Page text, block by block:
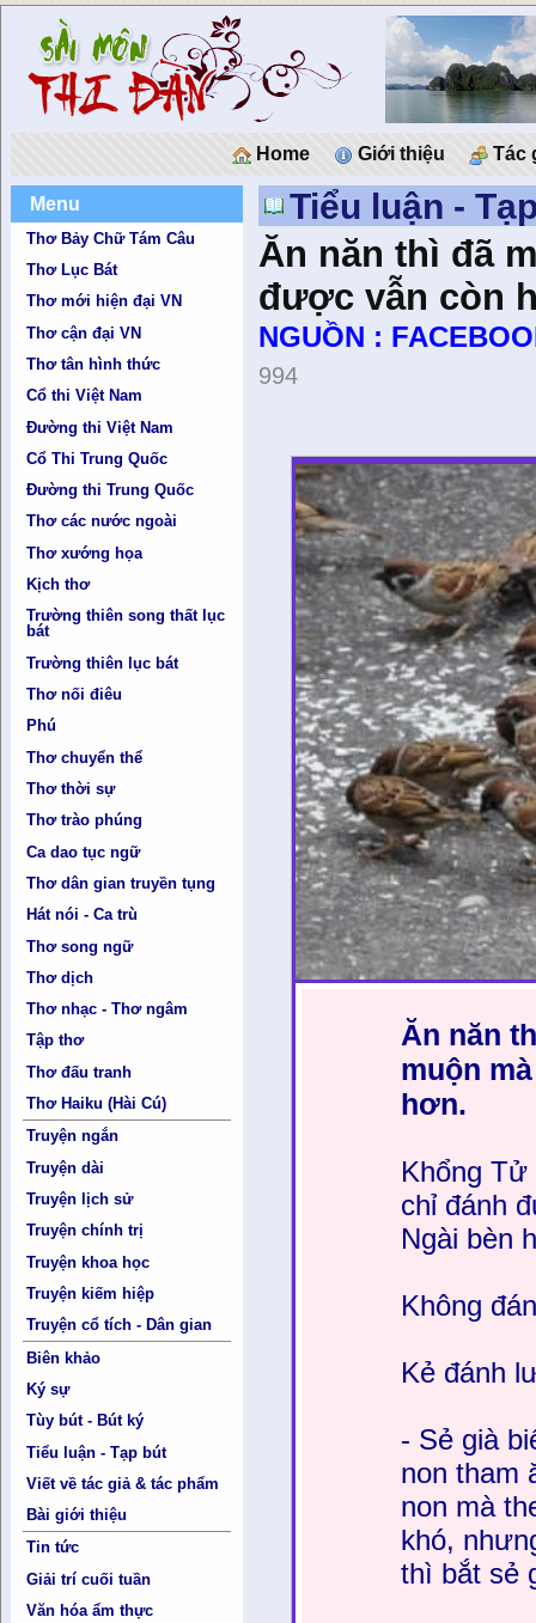
Home Giới thiệu Tác
Menu
Thơ Bảy Chữ Tám Câu
Thơ Lục Bát
Thơ mới hiện đại VN
Thơ cận đại VN
Thơ tân hình thức
Cổ thi Việt Nam
Đường thi Việt Nam
Cổ Thi Trung Quốc
Đường thi Trung Quốc
Thơ các nước ngoài
Thơ xướng họa
Kịch thơ
Trường thiên song thất lục
bát
Trường thiên lục bát
Thơ nối điêu
Phú
Thơ chuyển thể
Thơ thời sự
Thơ trào phúng
Ca dao tục ngữ
Thơ dân gian truyền tụng
Hát nói - Ca trù
Thơ song ngữ
Thơ dịch
Thơ nhạc - Thơ ngâm
Tập thơ
Thơ đấu tranh
Thơ Haiku (Hài Cú)
Truyện ngắn
Truyện dài
Truyện lịch sử
Truyện chính trị
Truyện khoa học
Truyện kiếm hiệp
Truyện cổ tích - Dân gian
Biên khảo
Ký sự
Tùy bút - Bút ký
Tiểu luận - Tạp bút
Viết về tác giả & tác phẩm
Bài giới thiệu
Tin tức
Giải trí cuối tuần
Văn hóa ẩm thực
Tiểu luận -
Ăn năn thì đã
được vẫn còn
NGUỒN :
994
Ăn năn
muộn
hơn.
Khổng
chỉ đánh
Ngài bèn
Không
Kẻ đánh
- Sẻ già
non tham
non mà
khó,
thì bắt sẻ